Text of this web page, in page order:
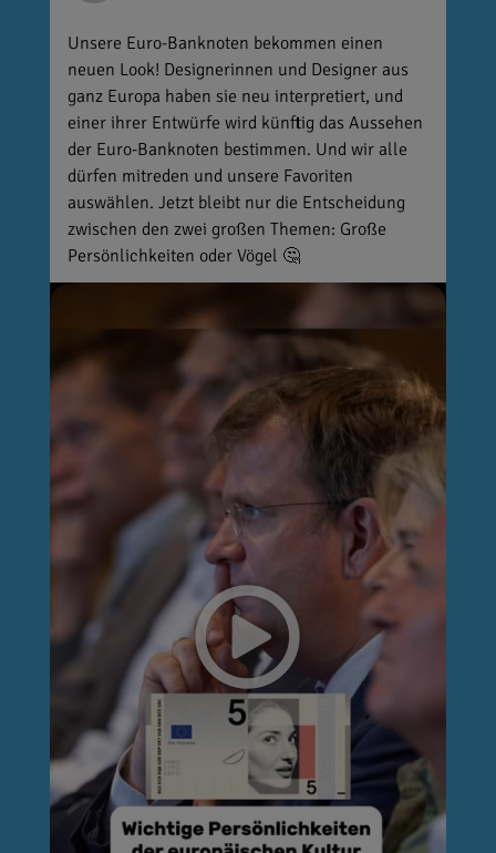
Unsere Euro-Banknoten bekommen einen
neuen Look! Designerinnen und Designer aus
ganz Europa haben sie neu interpretiert, und
einer ihrer Entwürfe wird künftig das Aussehen
der Euro-Banknoten bestimmen. Und wir alle
dürfen mitreden und unsere Favoriten
auswählen. Jetzt bleibt nur die Entscheidung
zwischen den zwei großen Themen: Große
Persönlichkeiten oder Vögel 🤔